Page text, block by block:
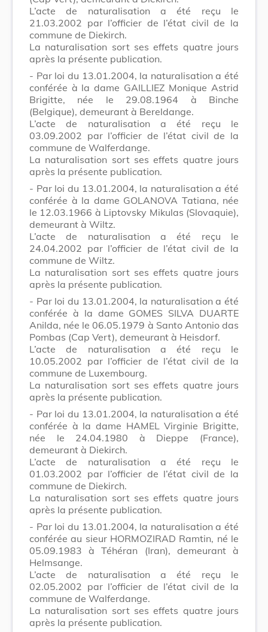
L’acte de naturalisation a été reçu le
21.03.2002 par l’officier de l’état civil de la
commune de Diekirch.
La naturalisation sort ses effets quatre jours
après la présente publication.
- Par loi du 13.01.2004, la naturalisation a été
conférée à la dame GAILLIEZ Monique Astrid
Brigitte, née le 29.08.1964 à Binche
(Belgique), demeurant à Bereldange.
L’acte de naturalisation a été reçu le
03.09.2002 par l’officier de l’état civil de la
commune de Walferdange.
La naturalisation sort ses effets quatre jours
après la présente publication.
- Par loi du 13.01.2004, la naturalisation a été
conférée à la dame GOLANOVA Tatiana, née
le 12.03.1966 à Liptovsky Mikulas (Slovaquie),
demeurant à Wiltz.
L’acte de naturalisation a été reçu le
24.04.2002 par l’officier de l’état civil de la
commune de Wiltz.
La naturalisation sort ses effets quatre jours
après la présente publication.
- Par loi du 13.01.2004, la naturalisation a été
conférée à la dame GOMES SILVA DUARTE
Anilda, née le 06.05.1979 à Santo Antonio das
Pombas (Cap Vert), demeurant à Heisdorf.
L’acte de naturalisation a été reçu le
10.05.2002 par l’officier de l’état civil de la
commune de Luxembourg.
La naturalisation sort ses effets quatre jours
après la présente publication.
- Par loi du 13.01.2004, la naturalisation a été
conférée à la dame HAMEL Virginie Brigitte,
née le 24.04.1980 à Dieppe (France),
demeurant à Diekirch.
L’acte de naturalisation a été reçu le
01.03.2002 par l’officier de l’état civil de la
commune de Diekirch.
La naturalisation sort ses effets quatre jours
après la présente publication.
- Par loi du 13.01.2004, la naturalisation a été
conférée au sieur HORMOZIRAD Ramtin, né le
05.09.1983 à Téhéran (Iran), demeurant à
Helmsange.
L’acte de naturalisation a été reçu le
02.05.2002 par l’officier de l’état civil de la
commune de Walferdange.
La naturalisation sort ses effets quatre jours
après la présente publication.